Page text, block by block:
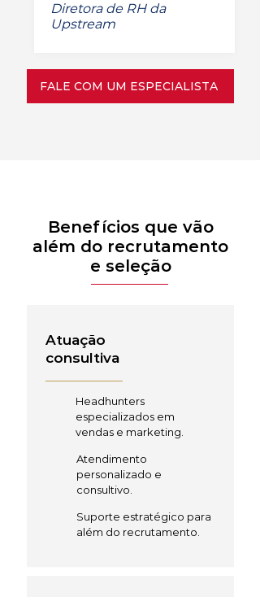
Diretora de RH da
Upstream
FALE COM UM ESPECIALISTA
Benefícios que vão
além do recrutamento
e seleção
Atuação
consultiva
Headhunters
especializados em
vendas e marketing.
Atendimento
personalizado e
consultivo.
Suporte estratégico para
além do recrutamento.